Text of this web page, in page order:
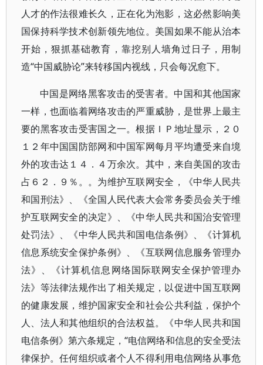
人才的作法很难长久，正在化为泡影，这必然影响美
国保持科学技术创新领先地位。美国如果不能从治本
开始，狠抓基础教育，靠挖别人墙角过日子，用制
造“中国威胁论”来转移国内视线，只会每况愈下。
中国是网络黑客攻击的受害者。中国和其他国家
一样，也面临着网络攻击的严重威胁，是世界上最主
要的黑客攻击受害国之一。根据ＩＰ地址显示，２０
１２年中国国防部网和中国军网每月平均遭受来自境
外的攻击达１４．４万余次。其中，来自美国的攻击
占６２．９％。。为维护互联网安全，《中华人民共
和国刑法》、《全国人民代表大会常务委员会关于维
护互联网安全的决定》、《中华人民共和国治安管理
处罚法》、《中华人民共和国电信条例》、《计算机
信息系统安全保护条例》、《互联网信息服务管理办
法》、《计算机信息网络国际联网安全保护管理办
法》等法律法规作出了相关规定，以促进中国互联网
的健康发展，维护国家安全和社会公共利益，保护个
人、法人和其他组织的合法权益。《中华人民共和国
电信条例》第六条规定，“电信网络和信息的安全受法
律保护。任何组织或者个人不得利用电信网络从事危